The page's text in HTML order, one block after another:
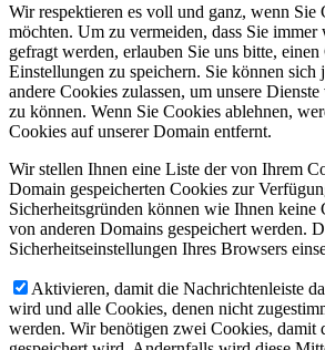
Wir respektieren es voll und ganz, wenn Sie
möchten. Um zu vermeiden, dass Sie
gefragt werden, erlauben Sie uns bitte,
Einstellungen zu speichern. Sie können sich
andere Cookies zulassen, um unsere
zu können. Wenn Sie Cookies ablehnen,
Cookies auf unserer Domain entfernt.
Wir stellen Ihnen eine Liste der von Ihrem
Domain gespeicherten Cookies zur
Sicherheitsgründen können wie Ihnen keine
von anderen Domains gespeichert werden.
Sicherheitseinstellungen Ihres Browsers
Aktivieren, damit die Nachrichtenleiste
wird und alle Cookies, denen nicht
werden. Wir benötigen zwei Cookies, damit